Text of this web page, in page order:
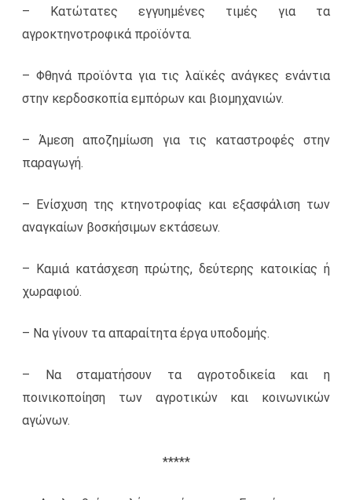
– Κατώτατες εγγυημένες τιμές για τα
αγροκτηνοτροφικά προϊόντα.
– Φθηνά προϊόντα για τις λαϊκές ανάγκες ενάντια
στην κερδοσκοπία εμπόρων και βιομηχανιών.
– Άμεση αποζημίωση για τις καταστροφές στην
παραγωγή.
– Ενίσχυση της κτηνοτροφίας και εξασφάλιση των
αναγκαίων βοσκήσιμων εκτάσεων.
– Καμιά κατάσχεση πρώτης, δεύτερης κατοικίας ή
χωραφιού.
– Να γίνουν τα απαραίτητα έργα υποδομής.
– Να σταματήσουν τα αγροτοδικεία και η
ποινικοποίηση των αγροτικών και κοινωνικών
αγώνων.
*****